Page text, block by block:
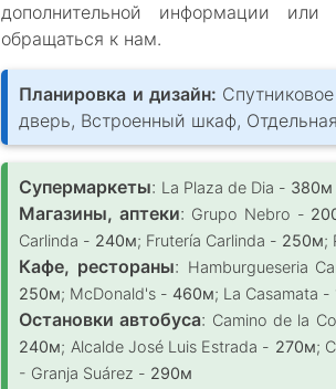
дополнительной информации или
обращаться к нам.
Планировка и дизайн:
дверь, Встроенный шкаф,
Супермаркеты: La Plaza de Dia - 380м
Магазины, аптеки: Grupo Nebro -
Carlinda - 240м; Frutería Carlinda - 250м;
Кафе, рестораны: Hamburgueseria
250м; McDonald's -460м; La Casamata -
Остановки автобуса: Camino de la
240м; Alcalde José Luis Estrada - 270м;
- Granja Suárez - 290м